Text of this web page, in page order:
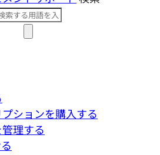
ションを購入する
理する